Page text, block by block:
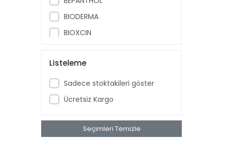
BIODERMA
BIOXCIN
BRUNO BABY
CAUDALIE
CECEMED
DR. THOMSON
Listeleme
Sadece stoktakileri göster
Ücretsiz Kargo
Seçimleri Temizle